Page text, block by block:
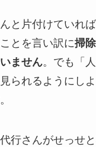
と片付けていれば
とを言い訳に掃
ません。でも「
られるようにし
行さんがせっせ